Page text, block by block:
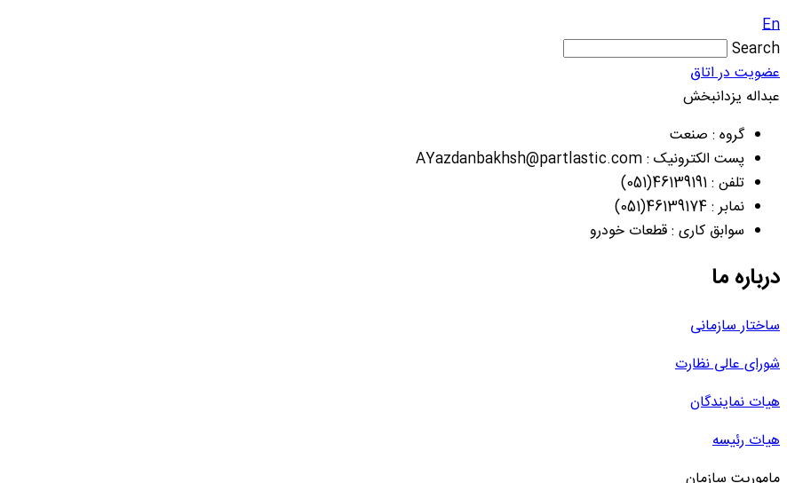
En
Search
عضویت در اتاق
عبداله یزدانبخش
گروه : صنعت
پست الکترونیک : AYazdanbakhsh@partlastic.com
تلفن : 46139191(051)
نمابر : 46139174(051)
سوابق کاری : قطعات خودرو
درباره ما
ساختار سازمانی
شورای عالی نظارت
هیات نمایندگان
هیات رئیسه